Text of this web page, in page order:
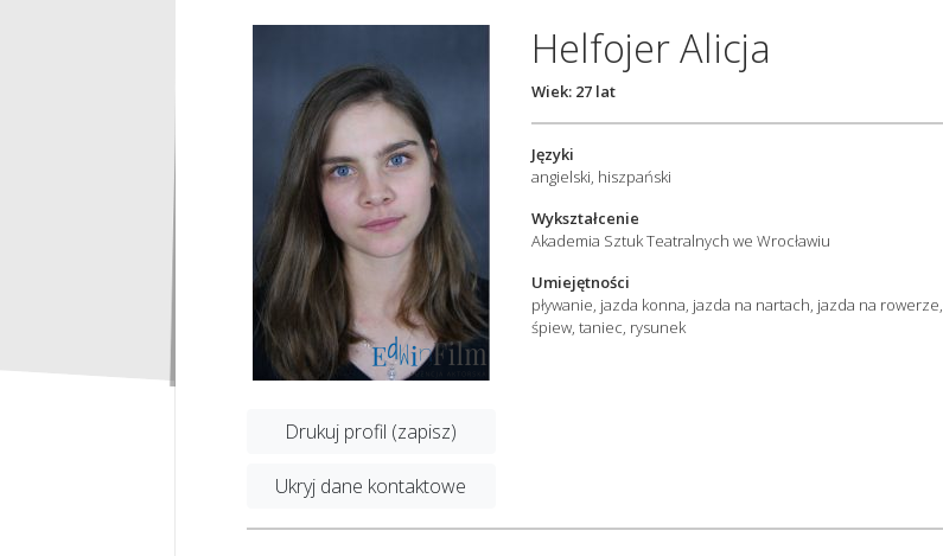
Drukuj profil (zapisz)
Ukryj dane kontaktowe
Helfojer Alicja
Wiek: 27 lat
Języki
angielski, hiszpański
Wykształcenie
Akademia Sztuk Teatralnych we Wrocławiu
Umiejętności
pływanie, jazda konna, jazda na nartach, jazda na rowerze,
śpiew, taniec, rysunek